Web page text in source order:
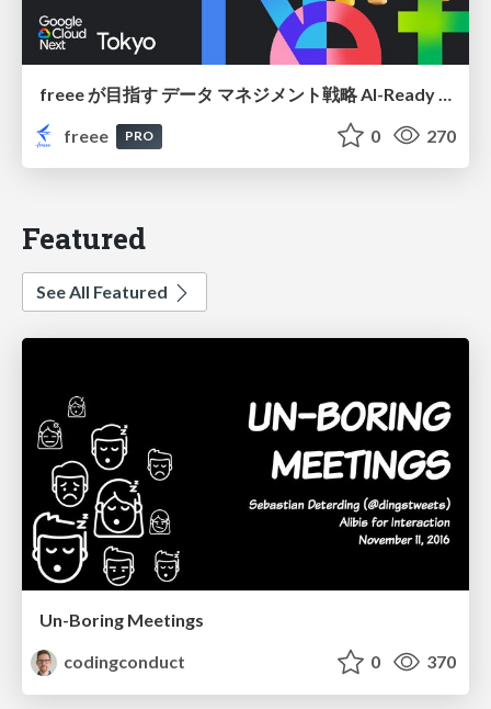
freee
PRO 0 270
Featured
See All Featured
Un-Boring Meetings
codingconduct
0 370